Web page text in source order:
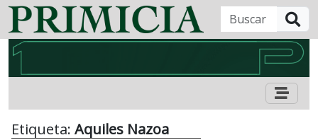
Etiqueta: Aquiles Nazoa